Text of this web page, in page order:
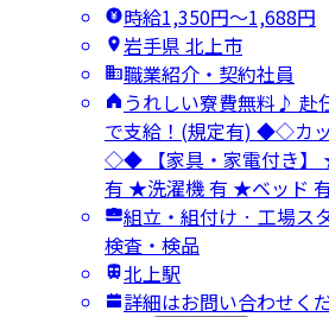
時給1,350円〜1,688円
岩手県 北上市
職業紹介・契約社員
うれしい寮費無料♪ 赴
で支給！(規定有) ◆◇カ
◇◆ 【家具・家電付き】
有 ★洗濯機 有 ★ベッド
組立・組付け · 工場ス
検査・検品
北上駅
詳細はお問い合わせく